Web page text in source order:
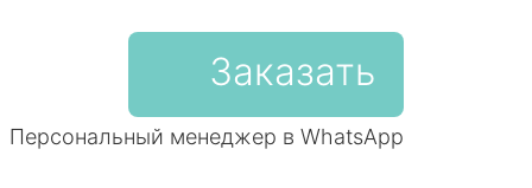
Заказать
Персональный менеджер в WhatsApp